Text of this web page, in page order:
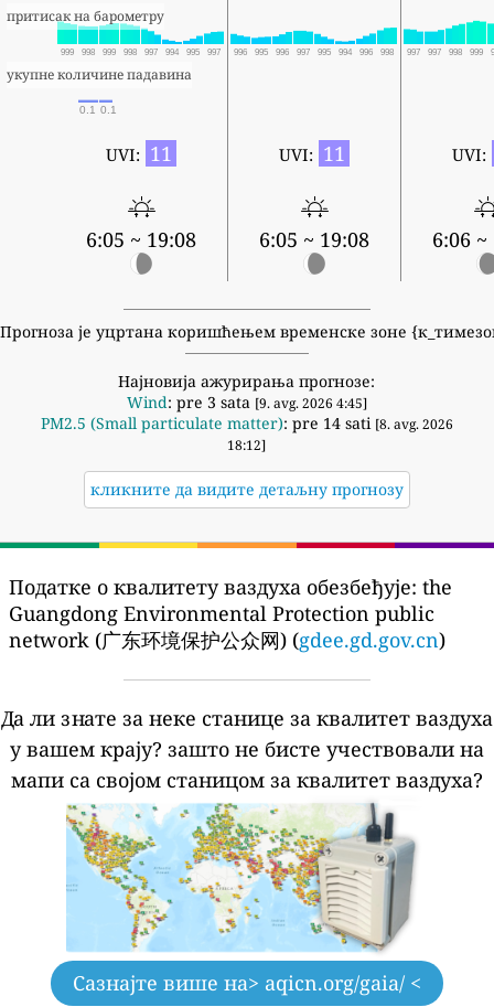
притисак на барометру
999 998 999 998 997 994 995 997 996 995 996 997 995 994 996 998 997 997 998 999
укупне количине падавина
0.1 0.1
UVI: 11
6:05 ~ 19:08
UVI: 11
6:05 ~ 19:08
UVI:
6:06 ~
Прогноза је уцртана коришћењем временске зоне
Најновија ажурирања прогнозе:
Wind: pre 3 sata [9. avg. 2026 4:45]
PM2.5 (Small particulate matter): pre 14 sati [8. avg. 2026
18:12]
кликните да видите детаљну прогнозу
Податке о квалитету ваздуха обезбеђује: the
Guangdong Environmental Protection public
network (广东环境保护公众网) (gdee.gd.gov.cn)
Да ли знате за неке станице за квалитет ваздуха
у вашем крају? зашто не бисте учествовали на
мапи са својом станицом за квалитет ваздуха?
Сазнајте више на> aqicn.org/gaia/ <